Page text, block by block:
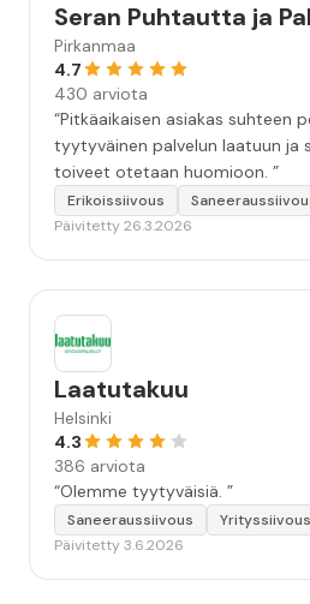
Seran Puhtautta ja
Pirkanmaa
4.7
430 arviota
“Pitkäaikaisen asiakas suhteen
tyytyväinen palvelun laatuun ja
toiveet otetaan huomioon. ”
Erikoissiivous
Päivitetty 26.3.2026
Laatutakuu
Helsinki
4.3
386 arviota
“Olemme tyytyväisiä. ”
Saneeraussiivous Yrityssiivous
Päivitetty 3.6.2026